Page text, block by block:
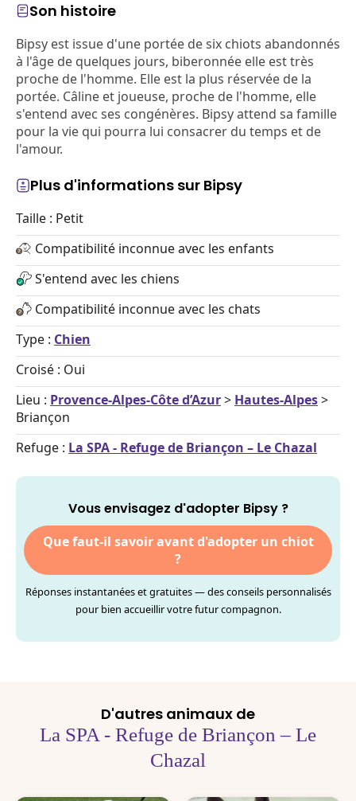
Son histoire
Bipsy est issue d'une portée de six chiots abandonnés
à l'âge de quelques jours, biberonnée elle est très
proche de l'homme. Elle est la plus réservée de la
portée. Câline et joueuse, proche de l'homme, elle
s'entend avec ses congénères. Bipsy attend sa famille
pour la vie qui pourra lui consacrer du temps et de
l'amour.
Plus d'informations sur Bipsy
Taille : Petit
Compatibilité inconnue avec les enfants
S'entend avec les chiens
Compatibilité inconnue avec les chats
Type : Chien
Croisé : Oui
Lieu : Provence-Alpes-Côte d’Azur> Hautes-Alpes>
Briançon
Refuge : La SPA - Refuge de Briançon – Le Chazal
Vous envisagez d'adopter Bipsy ?
Que faut-il savoir avant d'adopter un chiot
?
Réponses instantanées et gratuites — des conseils personnalisés
pour bien accueillir votre futur compagnon.
D'autres animaux de
La SPA - Refuge de Briançon – Le
Chazal